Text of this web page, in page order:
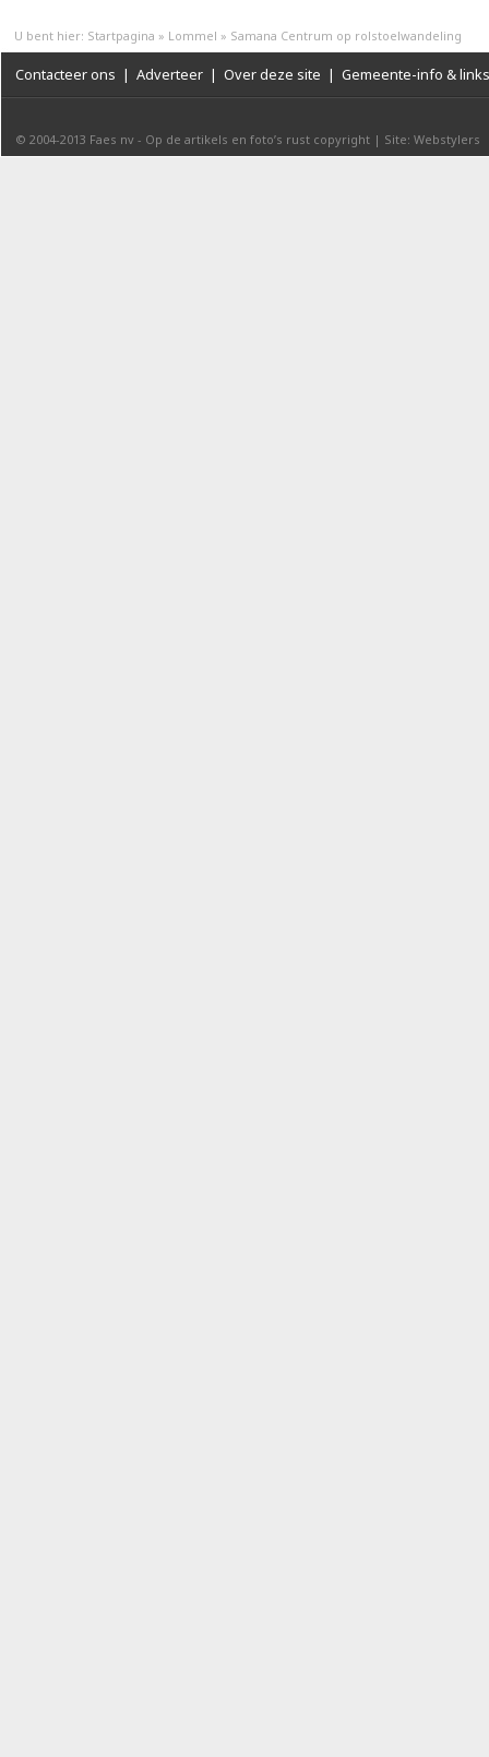
U bent hier: Startpagina » Lommel » Samana Centrum op rolstoelwandeling
Contacteer ons | Adverteer | Over deze site | Gemeente-info & links
© 2004-2013 Faes nv - Op de artikels en foto’s rust copyright | Site: Webstylers